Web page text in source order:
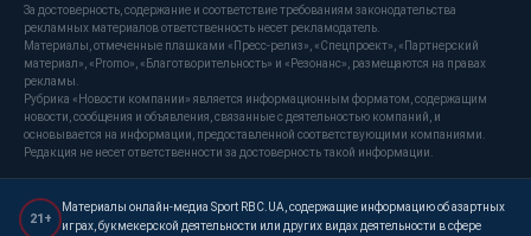
За достоверность, содержание и соответствие требованиям законодательства
рекламных материалов ответственность несет рекламодатель.
Материалы, отмеченные плашками «Пресс-релиз», «Спецпроект», «Партнерский
материал», «Promo», «Благотворительность» и «Резонанс», размещаются на правах
рекламы.
Рубрика «Новости компании» является информационным форматом, содержащим
новости, сообщения и объявления, связанные с деятельностью компаний, и
основывается на информации, предоставленной соответствующими компаниями.
Редакция не несет ответственности за достоверность такой информации.
21+
Материалы онлайн-медиа Sport RBC.UA, содержащие информацию об азартных
играх, букмекерской деятельности или других видах деятельности в сфере